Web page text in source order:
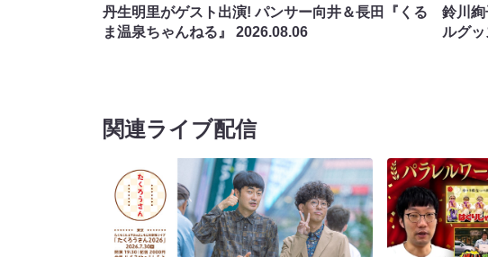
丹生明里がゲスト出演! パンサー向井＆長田『くる
ま温泉ちゃんねる』 2026.08.06
鈴川
ルグ
関連ライブ配信